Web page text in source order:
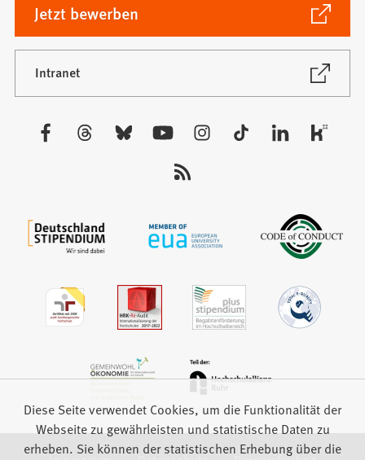
Jetzt bewerben
(Öffnet
in
einem
neuen
Tab)
Intranet
(Öffnet
neuen
Besuchen
Diese Seite verwendet Cookies, um die Funktionalität der
Webseite zu gewährleisten und statistische Daten zu
erheben. Sie können der statistischen Erhebung über die